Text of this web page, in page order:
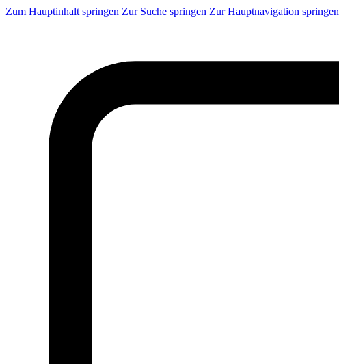
Zum Hauptinhalt springen Zur Suche springen Zur Hauptnavigation springen